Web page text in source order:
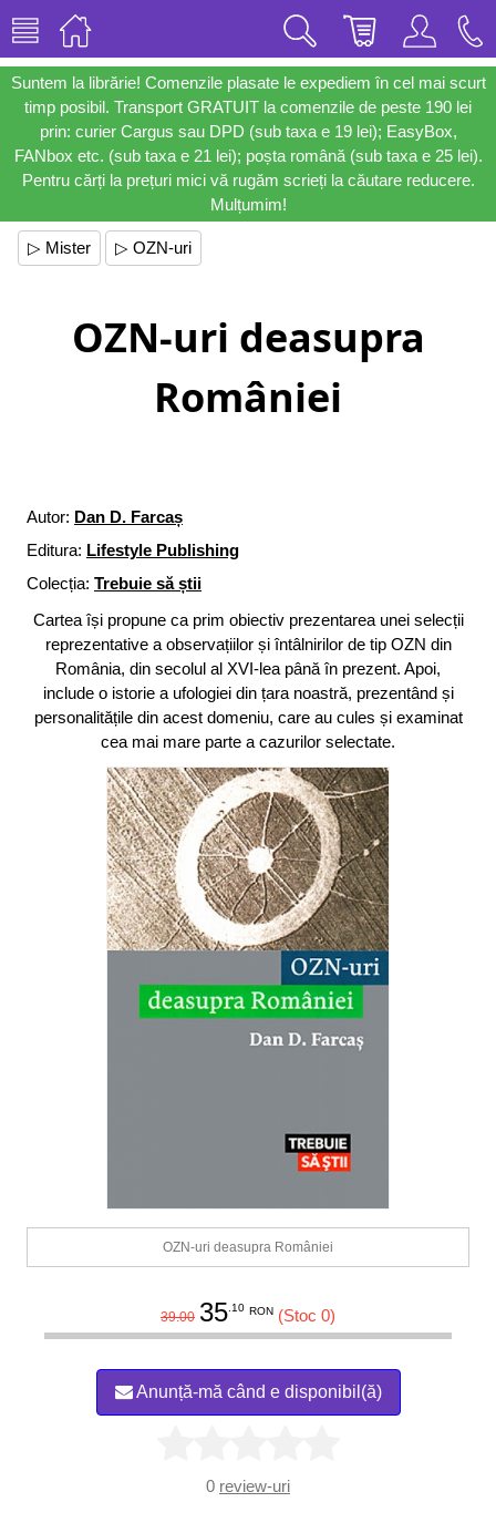
Suntem la librărie! Comenzile plasate le expediem în cel mai scurt
timp posibil. Transport GRATUIT la comenzile de peste 190 lei
prin: curier Cargus sau DPD (sub taxa e 19 lei); EasyBox,
FANbox etc. (sub taxa e 21 lei); poșta română (sub taxa e 25 lei).
Pentru cărți la prețuri mici vă rugăm scrieți la căutare reducere.
Mulțumim!
▷ Mister ▷ OZN-uri
OZN-uri deasupra
României
Autor: Dan D. Farcaș
Editura: Lifestyle Publishing
Colecția: Trebuie să știi
Cartea își propune ca prim obiectiv prezentarea unei selecții
reprezentative a observațiilor și întâlnirilor de tip OZN din
România, din secolul al XVI-lea până în prezent. Apoi,
include o istorie a ufologiei din țara noastră, prezentând și
personalitățile din acest domeniu, care au cules și examinat
cea mai mare parte a cazurilor selectate.
OZN-uri deasupra României
39.00 35.10 RON (Stoc 0)
Anunță-mă când e disponibil(ă)
0 review-uri